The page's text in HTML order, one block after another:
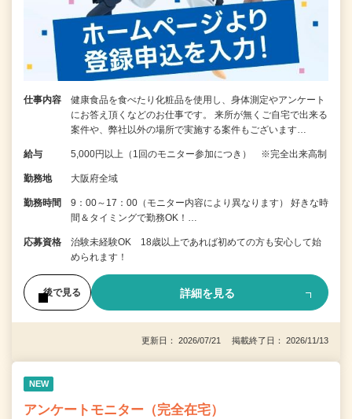
仕事内容
健康食品を食べたり化粧品を使用し、身体測定やアンケート
にお答え頂くなどのお仕事です。 来所が無くご自宅で出来る
案件や、弊社以外の場所で実施する案件もございます…
給与 5,000円以上（1回のモニター参加につき） ※完全出来高制
勤務地 大阪府全域
勤務時間
9：00～17：00（モニター内容により異なります） 好きな時
間＆タイミングで勤務OK！…
応募資格
治験未経験OK 18歳以上であれば初めての方も安心して始
められます！
後で見る 詳細を見る
更新日： 2026/07/21 掲載終了日： 2026/11/13
NEW
アンケートモニター（完全在宅）